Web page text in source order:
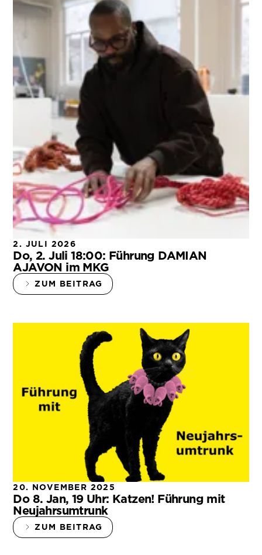
2. JULI 2026
Do, 2. Juli 18:00: Führung DAMIAN
AJAVON im MKG
ZUM BEITRAG
20. NOVEMBER 2025
Do 8. Jan, 19 Uhr: Katzen! Führung mit
Neujahrsumtrunk
ZUM BEITRAG